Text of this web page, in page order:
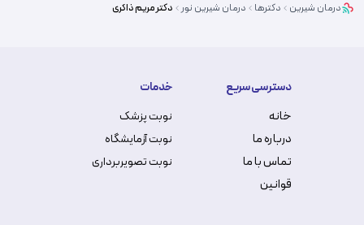
درمان شیرین دکترها درمان شیرین نور دکترمریم ذاکری
دسترسی سریع
خانه
درباره ما
تماس با ما
قوانین
خدمات
نوبت پزشک
نوبت آزمایشگاه
نوبت تصویربرداری